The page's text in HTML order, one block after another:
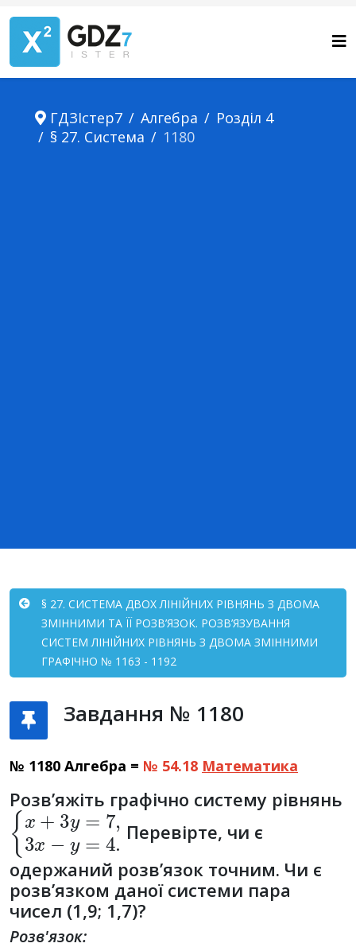
ГДЗІстер7 Алгебра
Розділ 4
§ 27. Система
1180
§ 27. СИСТЕМА ДВОХ ЛІНІЙНИХ РІВНЯНЬ З ДВОМА
ЗМІННИМИ ТА ЇЇ РОЗВ’ЯЗОК. РОЗВ’ЯЗУВАННЯ
СИСТЕМ ЛІНІЙНИХ РІВНЯНЬ З ДВОМА ЗМІННИМИ
ГРАФІЧНО № 1163 - 1192
Завдання № 1180
№ 1180 Алгебра = № 54.18 Математика
Розв’яжіть графічно систему рівнянь
{x+ 3y=7 ,3 x− 4.
Перевірте, чи є
одержаний розв’язок точним. Чи є
розв’язком даної системи пара
чисел (1,9; 1,7)?
Розв'язок: